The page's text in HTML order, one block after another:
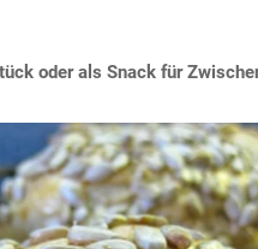
oder als Snack für